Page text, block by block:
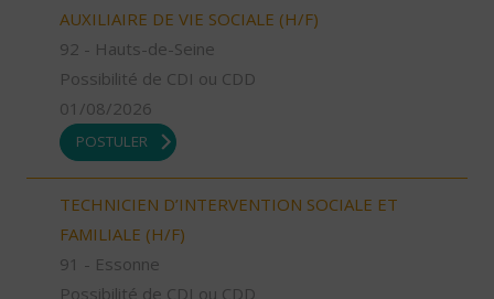
AUXILIAIRE DE VIE SOCIALE (H/F)
92 - Hauts-de-Seine
Possibilité de CDI ou CDD
01/08/2026
POSTULER
TECHNICIEN D’INTERVENTION SOCIALE ET
FAMILIALE (H/F)
91 - Essonne
Possibilité de CDI ou CDD